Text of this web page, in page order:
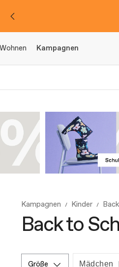
Wohnen Kampagnen
Kampagnen Kinder
Back to
größe Mädchen